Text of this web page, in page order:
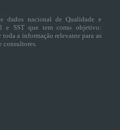
dados nacional de Qualidade e
e SST que tem como objetivo:
a informação relevante para as
consultores.